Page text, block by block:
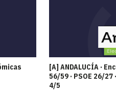
[A] ANDALUCÍA ·
56/59 · PSOE 26/27
4/5